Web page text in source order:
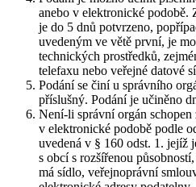
anebo v elektronické podobě.
je do 5 dnů potvrzeno,
uvedeným ve větě první, je
technických prostředků,
telefaxu nebo veřejné datové
Podání se činí u správního
příslušný. Podání je učiněno
Není-li správní orgán
v elektronické podobě podle
uvedená v § 160 odst. 1. jejíž
s obcí s rozšířenou
má sídlo, veřejnoprávní